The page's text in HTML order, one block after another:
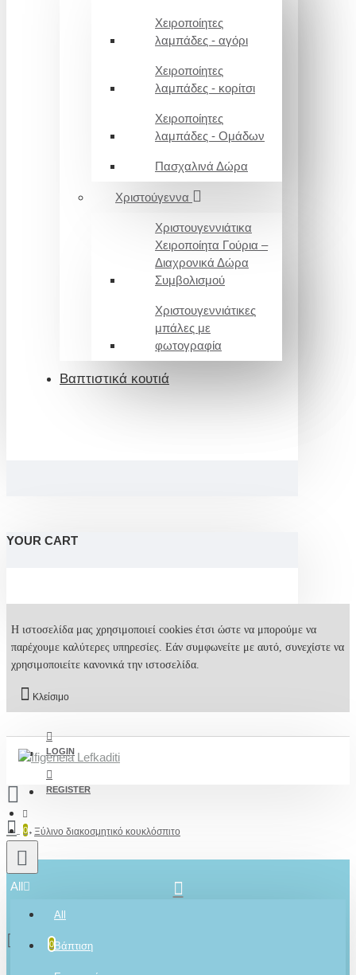
Χειροποίητες
λαμπάδες - αγόρι
Χειροποίητες
λαμπάδες - κορίτσι
Χειροποίητες
λαμπάδες - Ομάδων
Πασχαλινά Δώρα
Χριστούγεννα
Χριστουγεννιάτικα
Χειροποίητα Γούρια –
Διαχρονικά Δώρα
Συμβολισμού
Χριστουγεννιάτικες
μπάλες με
φωτογραφία
Βαπτιστικά κουτιά
YOUR CART
Η ιστοσελίδα μας χρησιμοποιεί cookies έτσι ώστε να μπορούμε να
παρέχουμε καλύτερες υπηρεσίες. Εάν συμφωνείτε με αυτό, συνεχίστε να
χρησιμοποιείτε κανονικά την ιστοσελίδα.
Κλείσιμο
LOGIN
REGISTER
0
All
All
Βάπτιση
0 προϊόν(τα) - 0,00€
0
Ξύλινο διακοσμητικό κουκλόσπιτο